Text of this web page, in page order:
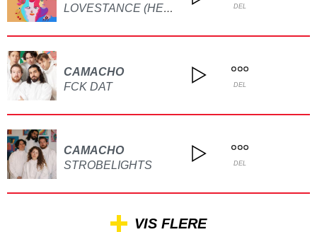
LOVESTANCE (HEAR FROM U) DEL
CAMACHO
FCK DAT
DEL
CAMACHO
STROBELIGHTS
DEL
VIS FLERE